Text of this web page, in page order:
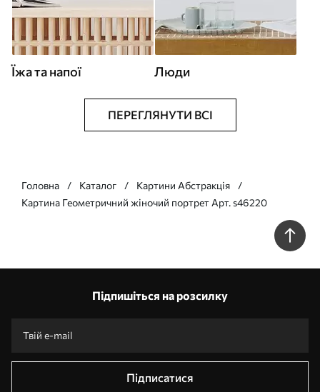
Їжа та напої Люди
ПЕРЕГЛЯНУТИ ВСІ
Головна Каталог
Картини Абстракція
Картина Геометричний жіночий портрет Арт. s46220
Підпишіться на розсилку
Підписатися